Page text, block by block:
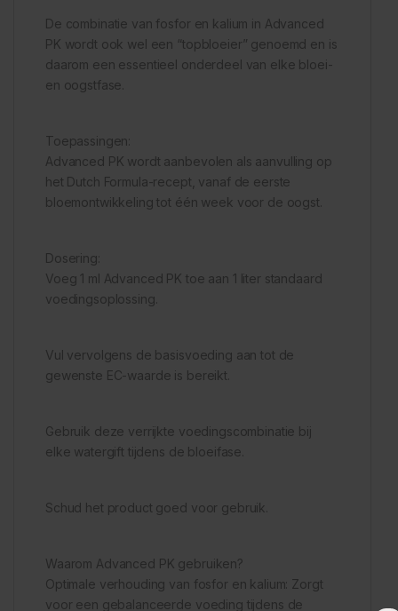
De combinatie van fosfor en kalium in Advanced
PK wordt ook wel een “topbloeier” genoemd en is
daarom een essentieel onderdeel van elke bloei-
en oogstfase.
Toepassingen:
Advanced PK wordt aanbevolen als aanvulling op
het Dutch Formula-recept, vanaf de eerste
bloemontwikkeling tot één week voor de oogst.
Dosering:
Voeg 1 ml Advanced PK toe aan 1 liter standaard
voedingsoplossing.
Vul vervolgens de basisvoeding aan tot de
gewenste EC-waarde is bereikt.
Gebruik deze verrijkte voedingscombinatie bij
elke watergift tijdens de bloeifase.
Schud het product goed voor gebruik.
Waarom Advanced PK gebruiken?
Optimale verhouding van fosfor en kalium: Zorgt
voor een gebalanceerde voeding tijdens de